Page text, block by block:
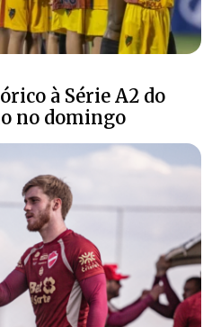
à Série A2 do
no domingo